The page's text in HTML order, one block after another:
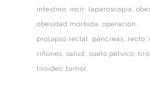
intestino
iocir laparoscopia
obesidad mórbida
operación
prolapso rectal
páncreas recto
riñones
salud suelo pélvico
tiroides tumor